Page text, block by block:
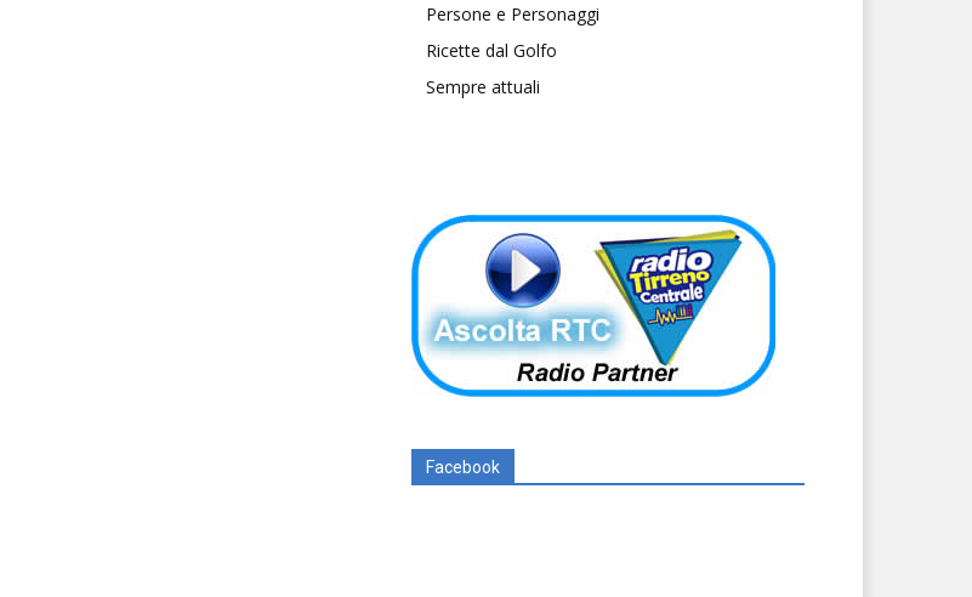
Persone e Personaggi
Ricette dal Golfo
Sempre attuali
Facebook